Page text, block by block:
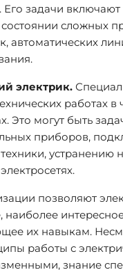
Его задачи
сложных
автоматических
электрик.
работах в
Это могут быть
приборов,
устранению
позволяют
наиболее
их навыкам.
работы с
знание